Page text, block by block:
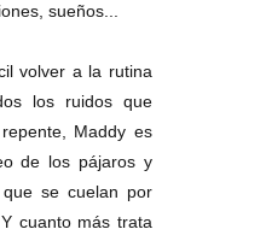
sueños...
volver a la rutina
los ruidos que
Maddy es
de los pájaros y
se cuelan por
cuanto más trata